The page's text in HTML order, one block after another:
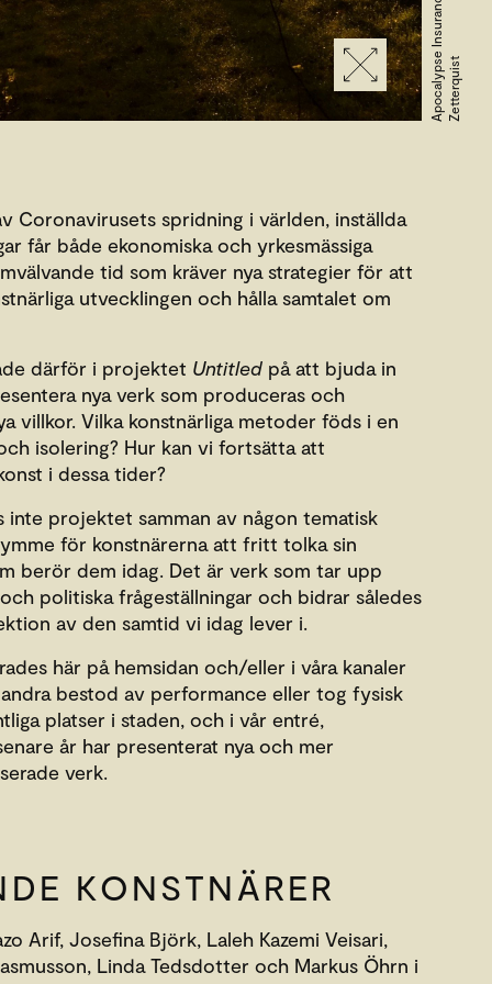
s
t
Coronavirusets spridning i världen, inställda
får både ekonomiska och yrkesmässiga
tid som kräver nya strategier för att
utvecklingen och hålla samtalet om
därför i projektet Untitled på att bjuda in
nya verk som produceras och
villkor. Vilka konstnärliga metoder föds i en
isolering? Hur kan vi fortsätta att
i dessa tider?
inte projektet samman av någon tematisk
för konstnärerna att fritt tolka sin
berör dem idag. Det är verk som tar upp
politiska frågeställningar och bidrar således
av den samtid vi idag lever i.
här på hemsidan och/eller i våra kanaler
bestod av performance eller tog fysisk
platser i staden, och i vår entré,
år har presenterat nya och mer
verk.
KONSTNÄRER
Arif, Josefina Björk, Laleh Kazemi Veisari,
Linda Tedsdotter och Markus Öhrn i